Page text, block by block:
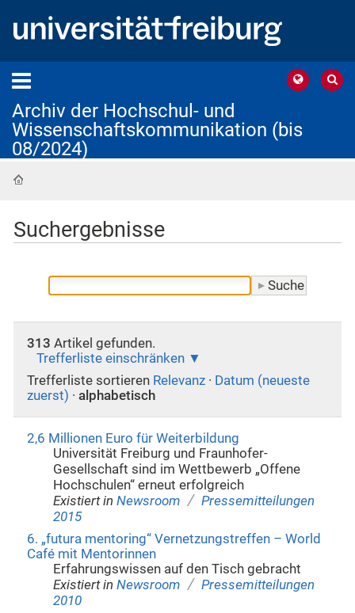
Archiv der Hochschul- und
Wissenschaftskommunikation (bis
08/2024)
Suchergebnisse
313 Artikel gefunden.
Trefferliste einschränken
Trefferliste sortieren Relevanz · Datum (neueste
zuerst) · alphabetisch
2,6 Millionen Euro für Weiterbildung
Universität Freiburg und Fraunhofer-
Gesellschaft sind im Wettbewerb „Offene
Hochschulen“ erneut erfolgreich
Existiert in Newsroom / Pressemitteilungen
2015
6. „futura mentoring“ Vernetzungstreffen – World
Café mit Mentorinnen
Erfahrungswissen auf den Tisch gebracht
Existiert in Newsroom / Pressemitteilungen
2010